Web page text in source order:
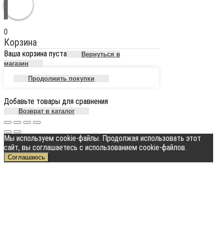
0
Корзина
Ваша корзина пуста
Вернуться в
магазин
Продолжить покупки
Добавьте товары для сравнения
Возврат в каталог
Мы используем cookie-файлы. Продолжая использовать этот
сайт, вы соглашаетесь с использованием cookie-файлов.
Соглашаюсь